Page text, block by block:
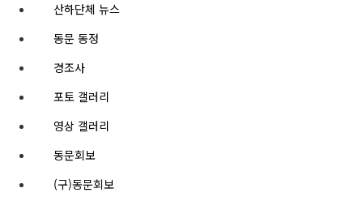
산하단체 뉴스
동문 동정
경조사
포토 갤러리
영상 갤러리
동문회보
(구)동문회보